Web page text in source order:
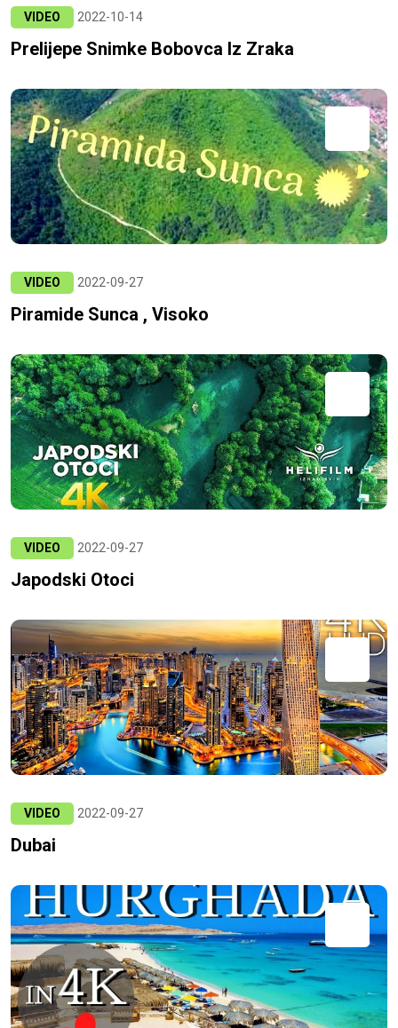
VIDEO 2022-10-14
Prelijepe Snimke Bobovca Iz Zraka
VIDEO 2022-09-27
Piramide Sunca , Visoko
VIDEO 2022-09-27
Japodski Otoci
VIDEO 2022-09-27
Dubai